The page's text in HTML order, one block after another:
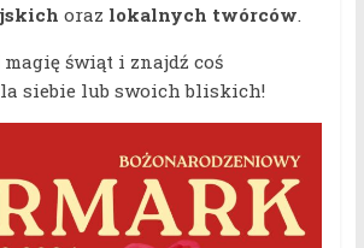
oraz lokalnych twórców.
magię świąt i znajdź coś
siebie lub swoich bliskich!